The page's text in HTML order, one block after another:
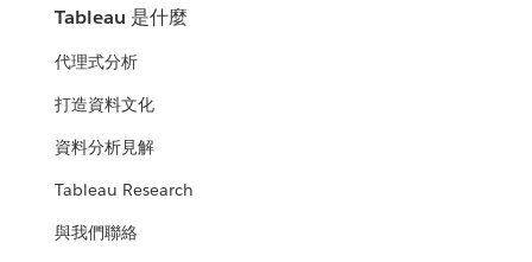
Tableau 是什麼
代理式分析
打造資料文化
資料分析見解
Tableau Research
與我們聯絡